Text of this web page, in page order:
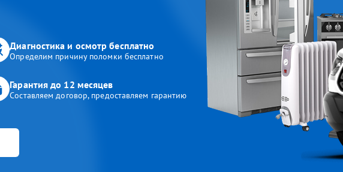
Диагностика и осмотр бесплатно
Определим причину поломки бесплатно
Гарантия до 12 месяцев
Составляем договор, предоставляем гарантию